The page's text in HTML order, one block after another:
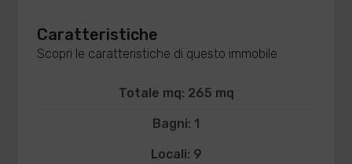
Caratteristiche
Scopri le caratteristiche di questo immobile
Totale mq: 265 mq
Bagni: 1
Locali: 9